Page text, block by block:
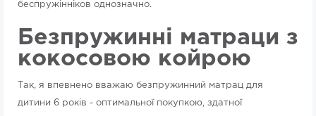
беспружінніков однозначно.
Безпружинні матраци з
кокосовою койрою
Так, я впевнено вважаю безпружинний матрац для
дитини 6 років - оптимальної покупкою, здатної